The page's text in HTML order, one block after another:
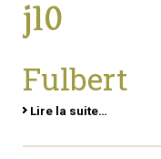
j10
Fulbert
Lire la suite…